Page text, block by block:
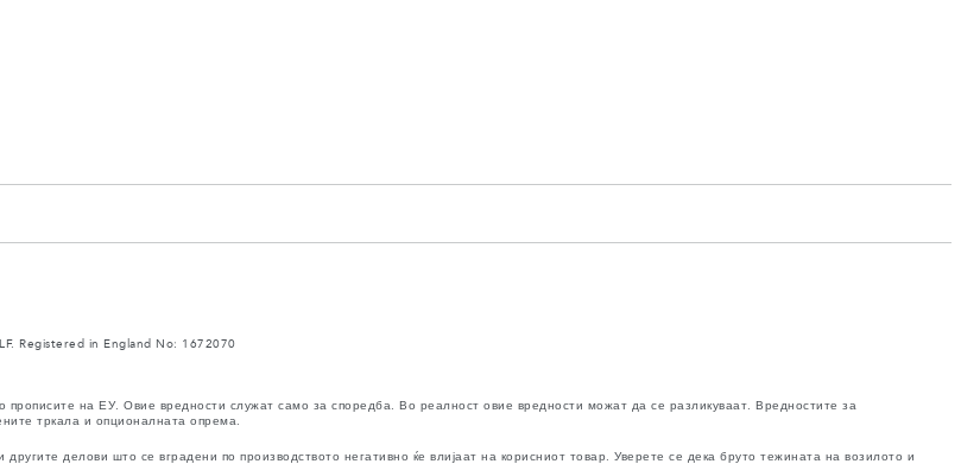
Registered in England No: 1672070
прописите на ЕУ. Овие вредности служат само за споредба. Во реалност овие вредности можат да се разликуваат. Вредностите за
тркала и опционалната опрема.
делови што се вградени по производството негативно ќе влијаат на корисниот товар. Уверете се дека бруто тежината на возилото и